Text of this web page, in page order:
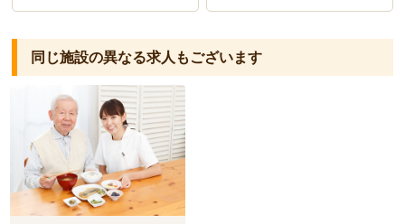
同じ施設の異なる求人もございます